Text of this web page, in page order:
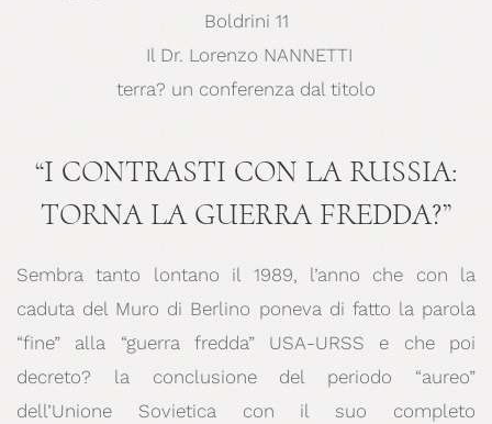
Boldrini 11
Il Dr. Lorenzo NANNETTI
terra? un conferenza dal titolo
“I CONTRASTI CON LA RUSSIA:
TORNA LA GUERRA FREDDA?”
Sembra tanto lontano il 1989, l’anno che con la
caduta del Muro di Berlino poneva di fatto la parola
“fine” alla “guerra fredda” USA-URSS e che poi
decreto? la conclusione del periodo “aureo”
dell’Unione Sovietica con il suo completo